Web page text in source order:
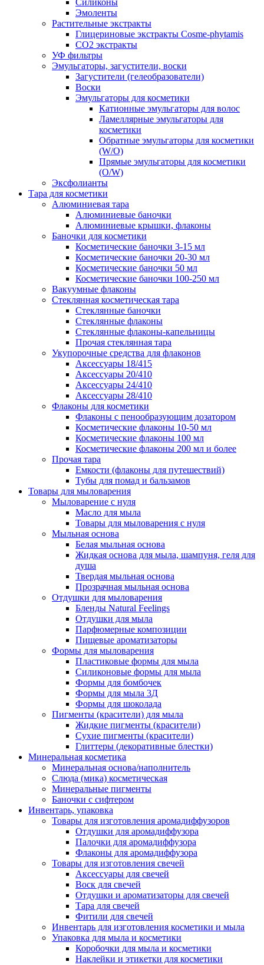
Силиконы
Эмоленты
Растительные экстракты
Глицериновые экстракты Cosme-phytamis
СО2 экстракты
УФ фильтры
Эмульгаторы, загустители, воски
Загустители (гелеобразователи)
Воски
Эмульгаторы для косметики
Катионные эмульгаторы для волос
Ламеллярные эмульгаторы для
косметики
Обратные эмульгаторы для косметики
(W/O)
Прямые эмульгаторы для косметики
(O/W)
Эксфолианты
Тара для косметики
Алюминиевая тара
Алюминиевые баночки
Алюминиевые крышки, флаконы
Баночки для косметики
Косметические баночки 3-15 мл
Косметические баночки 20-30 мл
Косметические баночки 50 мл
Косметические баночки 100-250 мл
Вакуумные флаконы
Стеклянная косметическая тара
Стеклянные баночки
Стеклянные флаконы
Стеклянные флаконы-капельницы
Прочая стеклянная тара
Укупорочные средства для флаконов
Аксессуары 18/415
Аксессуары 20/410
Аксессуары 24/410
Аксессуары 28/410
Флаконы для косметики
Флаконы с пенообразующим дозатором
Косметические флаконы 10-50 мл
Косметические флаконы 100 мл
Косметические флаконы 200 мл и более
Прочая тара
Емкости (флаконы для путешествий)
Тубы для помад и бальзамов
Товары для мыловарения
Мыловарение с нуля
Масло для мыла
Товары для мыловарения с нуля
Мыльная основа
Белая мыльная основа
Жидкая основа для мыла, шампуня, геля для
душа
Твердая мыльная основа
Прозрачная мыльная основа
Отдушки для мыловарения
Бленды Natural Feelings
Отдушки для мыла
Парфюмерные композиции
Пищевые ароматизаторы
Формы для мыловарения
Пластиковые формы для мыла
Силиконовые формы для мыла
Формы для бомбочек
Формы для мыла 3Д
Формы для шоколада
Пигменты (красители) для мыла
Жидкие пигменты (красители)
Сухие пигменты (красители)
Глиттеры (декоративные блестки)
Минеральная косметика
Минеральная основа/наполнитель
Слюда (мика) косметическая
Минеральные пигменты
Баночки с сифтером
Инвентарь, упаковка
Товары для изготовления аромадиффузоров
Отдушки для аромадиффузора
Палочки для аромадиффузора
Флаконы для аромадиффузора
Товары для изготовления свечей
Аксессуары для свечей
Воск для свечей
Отдушки и ароматизаторы для свечей
Тара для свечей
Фитили для свечей
Инвентарь для изготовления косметики и мыла
Упаковка для мыла и косметики
Коробочки для мыла и косметики
Наклейки и этикетки для косметики